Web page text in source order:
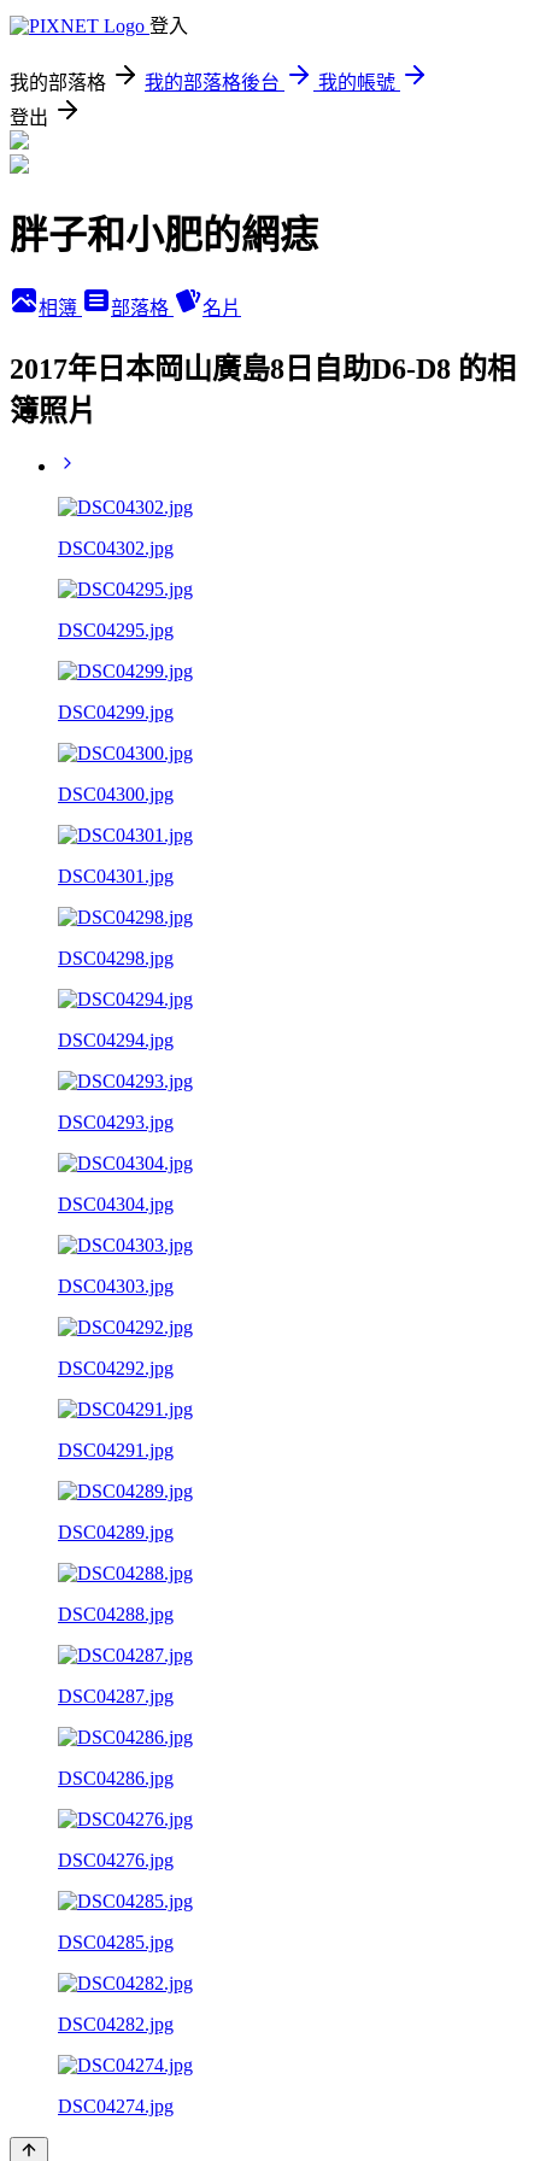
登入
我的部落格 我的部落格後台
我的帳號
登出
胖子和小肥的網痣
相簿 部落格 名片
2017年日本岡山廣島8日自助D6-D8 的相
簿照片
DSC04302.jpg
DSC04295.jpg
DSC04299.jpg
DSC04300.jpg
DSC04301.jpg
DSC04298.jpg
DSC04294.jpg
DSC04293.jpg
DSC04304.jpg
DSC04303.jpg
DSC04292.jpg
DSC04291.jpg
DSC04289.jpg
DSC04288.jpg
DSC04287.jpg
DSC04286.jpg
DSC04276.jpg
DSC04285.jpg
DSC04282.jpg
DSC04274.jpg